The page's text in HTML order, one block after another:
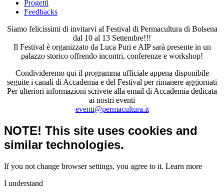
Progetti
Feedbacks
Siamo felicissimi di invitarvi al Festival di Permacultura di Bolsena
dal 10 al 13 Settembre!!!
Il Festival è organizzato da Luca Puri e AIP sarà presente in un
palazzo storico offrendo incontri, conferenze e workshop!
Condivideremo qui il programma ufficiale appena disponibile
seguite i canali di Accademia e del Festival per rimanere aggiornati
Per ulteriori informazioni scrivete alla email di Accademia dedicata
ai nostri eventi
eventi@permacultura.it
NOTE! This site uses cookies and
similar technologies.
If you not change browser settings, you agree to it. Learn more
I understand